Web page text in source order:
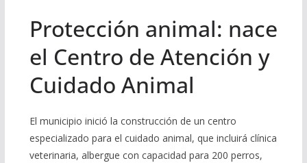
Protección animal: nace
el Centro de Atención y
Cuidado Animal
El municipio inició la construcción de un centro
especializado para el cuidado animal, que incluirá clínica
veterinaria, albergue con capacidad para 200 perros,